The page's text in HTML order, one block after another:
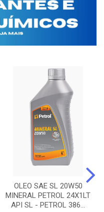
OLEO SAE SL 20W50
MINERAL PETROL 24X1LT
API SL - PETROL 386...